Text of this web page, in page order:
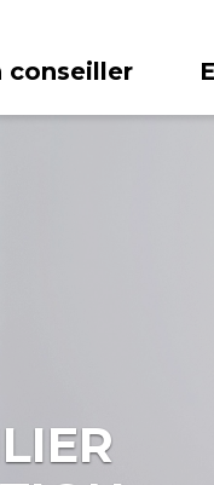
conseiller